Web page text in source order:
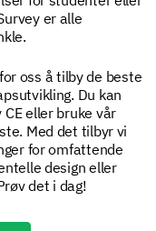
er alle
oss å tilby de beste
Du kan
eller bruke vår
Med det tilbyr vi
for omfattende
design eller
det i dag!